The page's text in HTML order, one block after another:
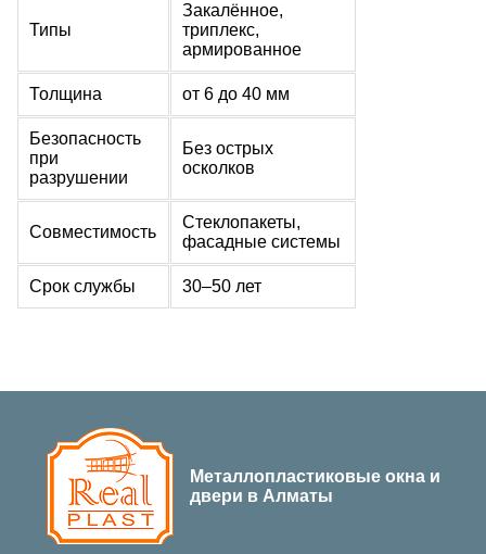
Типы
Закалённое,
триплекс,
армированное
Толщина от 6 до 40 мм
Безопасность
при
разрушении
Без острых
осколков
Совместимость
Стеклопакеты,
фасадные системы
Срок службы 30–50 лет
Металлопластиковые окна и
двери в Алматы